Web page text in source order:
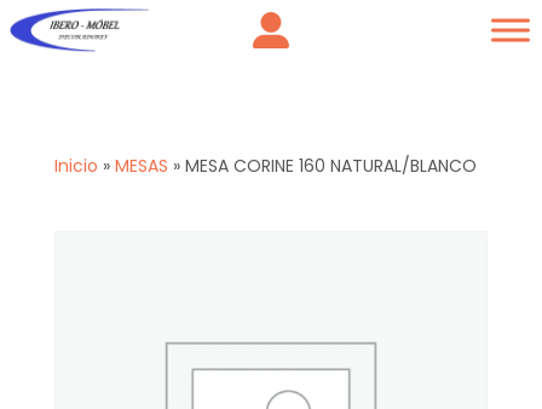
Inicio » MESAS » MESA CORINE 160 NATURAL/BLANCO